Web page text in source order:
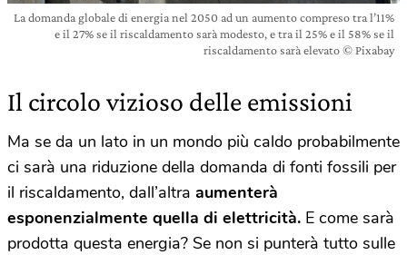
La domanda globale di energia nel 2050 ad un aumento compreso tra l’11%
e il 27% se il riscaldamento sarà modesto, e tra il 25% e il 58% se il
riscaldamento sarà elevato © Pixabay
Il circolo vizioso delle emissioni
Ma se da un lato in un mondo più caldo probabilmente
ci sarà una riduzione della domanda di fonti fossili per
il riscaldamento, dall’altra aumenterà
esponenzialmente quella di elettricità. E come sarà
prodotta questa energia? Se non si punterà tutto sulle